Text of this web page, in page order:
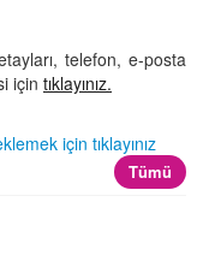
telefon, e-posta
için tıklayınız.
için tıklayınız
Tümü